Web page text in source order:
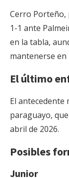
Cerro Porteño,
1-1 ante
en la tabla,
mantenerse en
El último
El antecedente
paraguayo,
abril de 2026.
Posibles
Junior